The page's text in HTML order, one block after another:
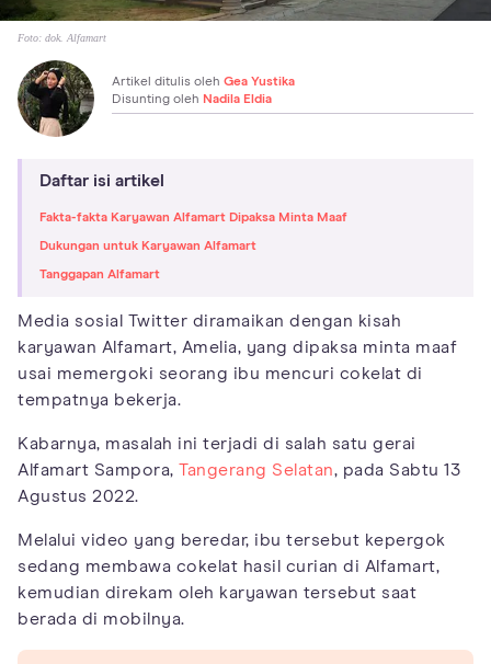
Foto: dok. Alfamart
Artikel ditulis oleh Gea Yustika
Disunting oleh Nadila Eldia
Daftar isi artikel
Fakta-fakta Karyawan Alfamart Dipaksa Minta Maaf
Dukungan untuk Karyawan Alfamart
Tanggapan Alfamart
Media sosial Twitter diramaikan dengan kisah
karyawan Alfamart, Amelia, yang dipaksa minta maaf
usai memergoki seorang ibu mencuri cokelat di
tempatnya bekerja.
Kabarnya, masalah ini terjadi di salah satu gerai
Alfamart Sampora, Tangerang Selatan, pada Sabtu 13
Agustus 2022.
Melalui video yang beredar, ibu tersebut kepergok
sedang membawa cokelat hasil curian di Alfamart,
kemudian direkam oleh karyawan tersebut saat
berada di mobilnya.